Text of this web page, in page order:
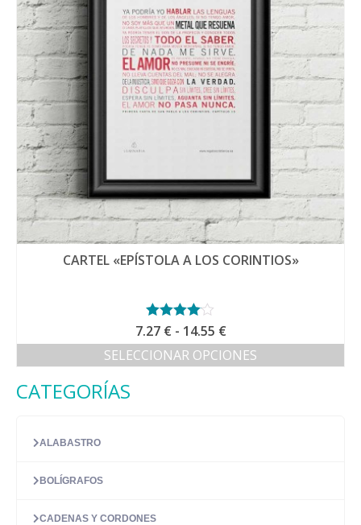
CARTEL «EPÍSTOLA A LOS CORINTIOS»
Valorado
con4.00
de 5
7.27 € - 14.55 €Rango
de
precios:
SELECCIONAR OPCIONES
CATEGORÍAS
ALABASTRO
BOLÍGRAFOS
CADENAS Y CORDONES